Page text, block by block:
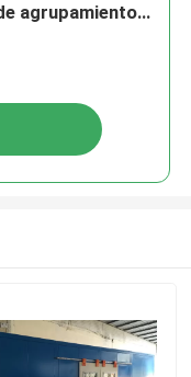
agrupamiento